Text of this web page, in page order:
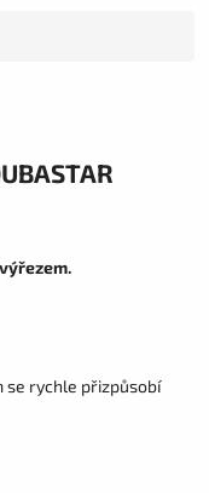
se rychle přizpůsobí